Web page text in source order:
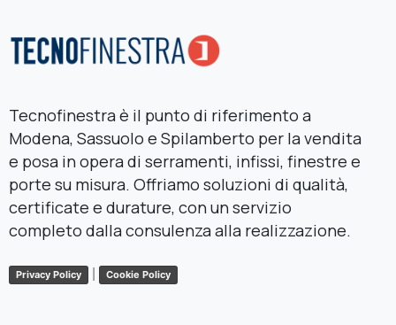
Tecnofinestra è il punto di riferimento a
Modena, Sassuolo e Spilamberto per la vendita
e posa in opera di serramenti, infissi, finestre e
porte su misura. Offriamo soluzioni di qualità,
certificate e durature, con un servizio
completo dalla consulenza alla realizzazione.
Privacy Policy Cookie Policy